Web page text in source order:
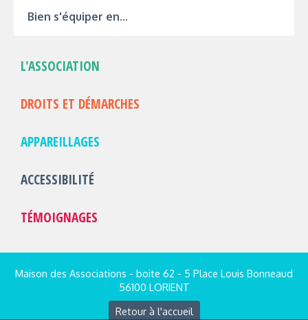
Bien s'équiper en...
L'ASSOCIATION
DROITS ET DÉMARCHES
APPAREILLAGES
ACCESSIBILITÉ
TÉMOIGNAGES
Maison des Associations - boite 62 - 5 Place Louis Bonneaud
56100 LORIENT
Retour à l'accueil